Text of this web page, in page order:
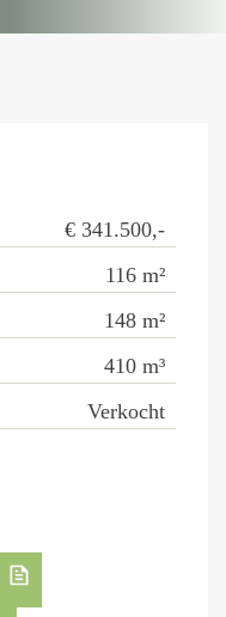
€ 341.500,-
116 m²
148 m²
410 m³
Verkocht